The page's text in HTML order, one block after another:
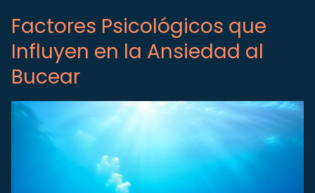
Factores Psicológicos que
Influyen en la Ansiedad al
Bucear